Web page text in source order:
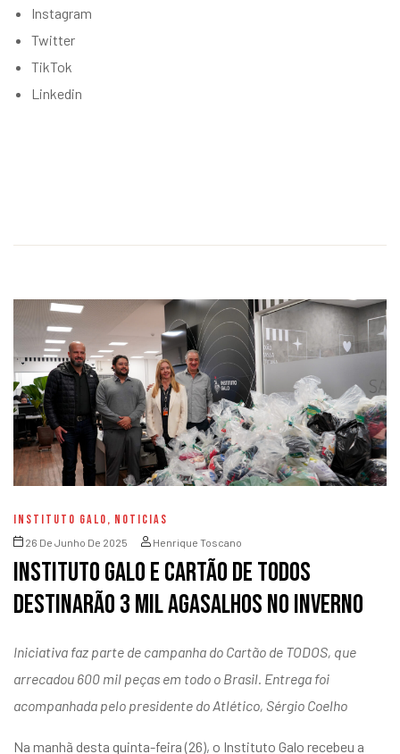
Instagram
Twitter
TikTok
Linkedin
INSTITUTO GALO, NOTICIAS
26 De Junho De 2025 Henrique Toscano
Instituto Galo e Cartão de TODOS
destinarão 3 mil agasalhos no inverno
Iniciativa faz parte de campanha do Cartão de TODOS, que
arrecadou 600 mil peças em todo o Brasil. Entrega foi
acompanhada pelo presidente do Atlético, Sérgio Coelho
Na manhã desta quinta-feira (26), o Instituto Galo recebeu a